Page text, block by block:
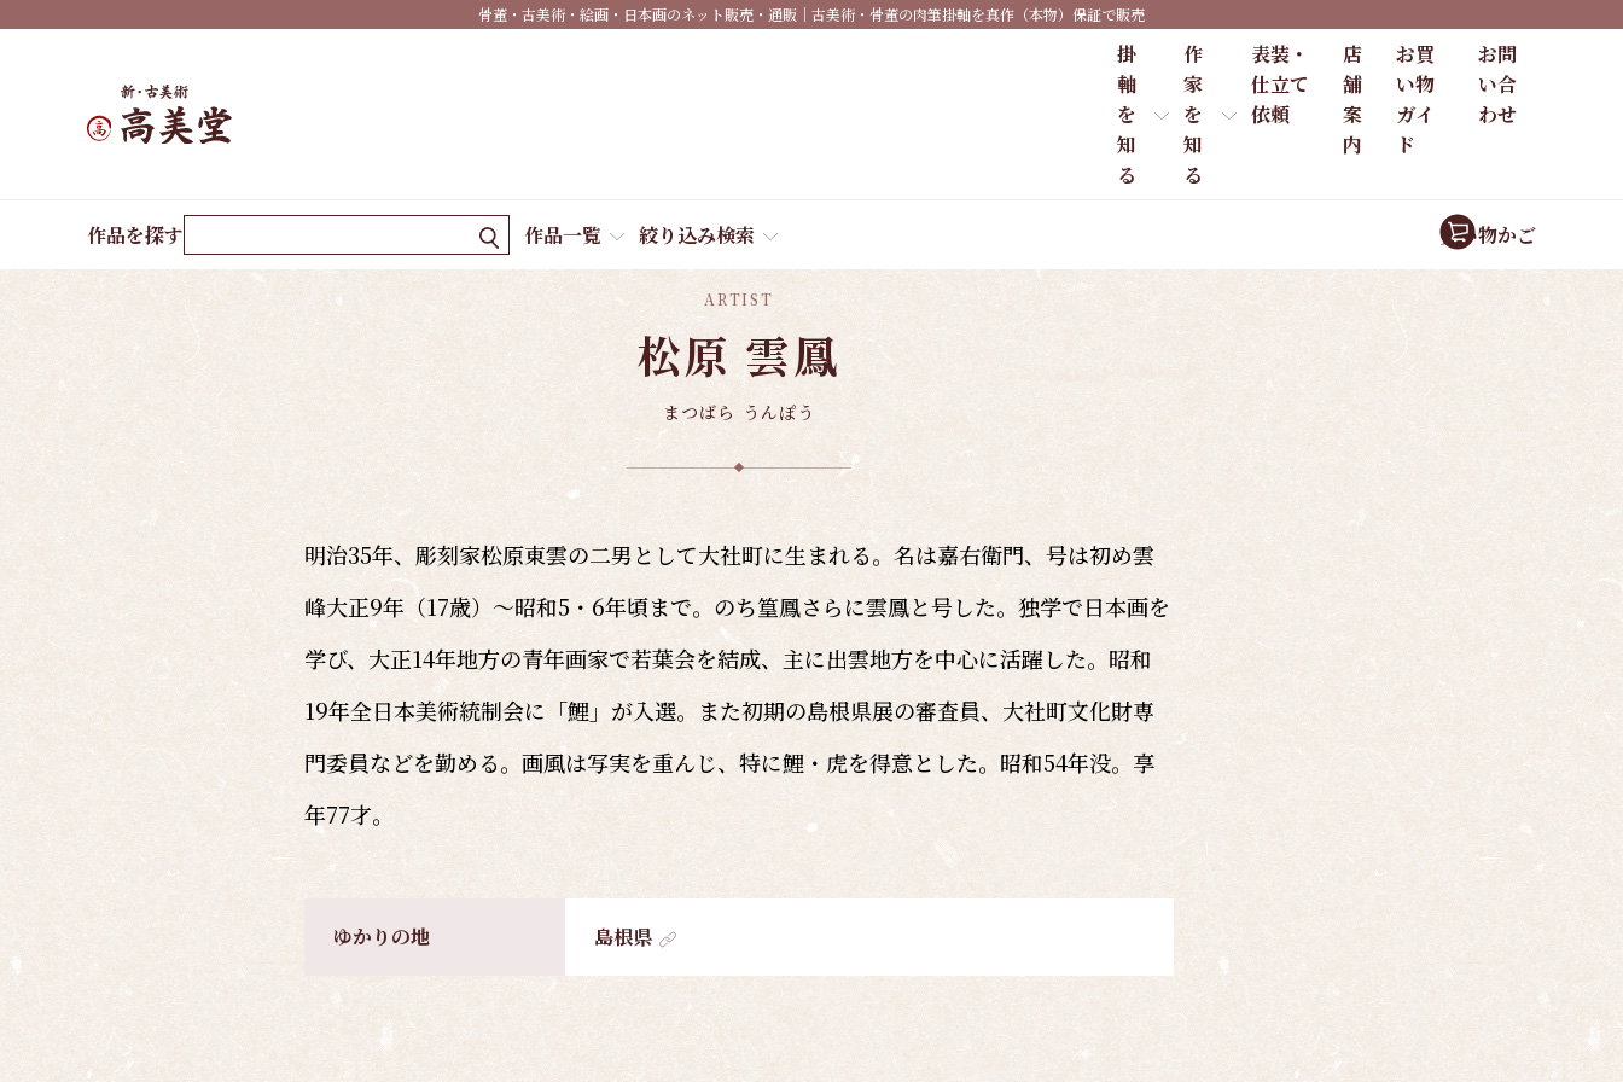
骨董・古美術・絵画・日本画のネット販売・通販｜古美術・骨董の肉筆掛軸を真作（本物）保証で販売
掛
軸
を
知
る
作
家
を
知
る
表装・
仕立て
依頼
店
舗
案
内
お買
い物
ガイ
ド
お問
い合
わせ
作品を探す 作品一覧 絞り込み検索 買い物かご
松原 雲鳳
ARTIST
松原 雲鳳
まつばら うんぽう
明治35年、彫刻家松原東雲の二男として大社町に生まれる。名は嘉右衛門、号は初め雲
峰大正9年（17歳）～昭和5・6年頃まで。のち篁鳳さらに雲鳳と号した。独学で日本画を
学び、大正14年地方の青年画家で若葉会を結成、主に出雲地方を中心に活躍した。昭和
19年全日本美術統制会に「鯉」が入選。また初期の島根県展の審査員、大社町文化財専
門委員などを勤める。画風は写実を重んじ、特に鯉・虎を得意とした。昭和54年没。享
年77才。
ゆかりの地 島根県
有名
覧